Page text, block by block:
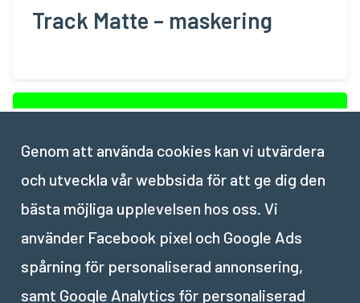
Track Matte – maskering
ÖVNING: Skapa och animera
former
Genom att använda cookies kan vi utvärdera
och utveckla vår webbsida för att ge dig den
bästa möjliga upplevelsen hos oss. Vi
använder Facebook pixel och Google Ads
spårning för personaliserad annonsering,
samt Google Analytics för personaliserad